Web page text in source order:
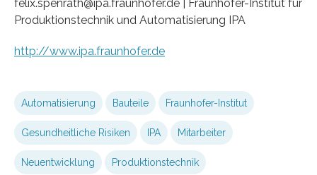
felix.spenrath@ipa.fraunhofer.de | Fraunhofer-Institut für
Produktionstechnik und Automatisierung IPA
http://www.ipa.fraunhofer.de
Automatisierung Bauteile Fraunhofer-Institut
Gesundheitliche Risiken IPA Mitarbeiter
Neuentwicklung Produktionstechnik